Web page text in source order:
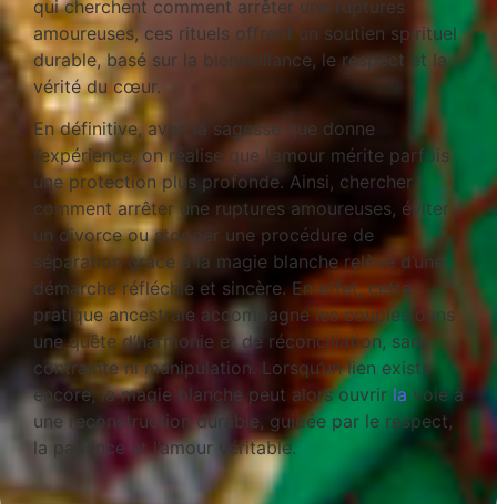
qui cherchent comment arrêter une ruptures
amoureuses, ces rituels offrent un soutien spirituel
durable, basé sur la bienveillance, le respect et la
vérité du cœur.
En définitive, avec la sagesse que donne
l’expérience, on réalise que l’amour mérite parfois
une protection plus profonde. Ainsi, chercher
comment arrêter une ruptures amoureuses, éviter
un divorce ou stopper une procédure de
séparation grâce à la magie blanche relève d’une
démarche réfléchie et sincère. En effet, cette
pratique ancestrale accompagne les couples dans
une quête d’harmonie et de réconciliation, sans
contrainte ni manipulation. Lorsqu’un lien existe
encore, la magie blanche peut alors ouvrir la voie à
une reconstruction durable, guidée par le respect,
la patience et l’amour véritable.